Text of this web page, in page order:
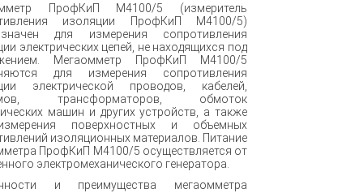
ПрофКиП М4100/5 (измеритель
изоляции ПрофКиП М4100/5)
для измерения сопротивления
электрических цепей, не находящихся под
Мегаомметр ПрофКиП М4100/5
для измерения сопротивления
электрической проводов, кабелей,
трансформаторов, обмоток
машин и других устройств, а также
поверхностных и объемных
изоляционных материалов. Питание
ПрофКиП М4100/5 осуществляется от
электромеханического генератора.
и преимущества мегаомметра